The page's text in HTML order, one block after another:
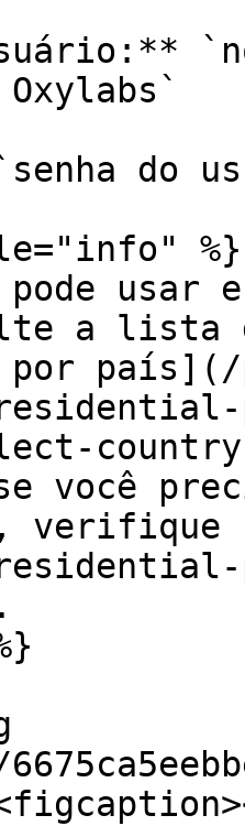
do
%}
pode
a lista
por
você